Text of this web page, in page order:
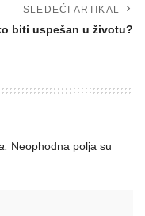
SLEDEĆI ARTIKAL
biti uspešan u životu?
Neophodna polja su